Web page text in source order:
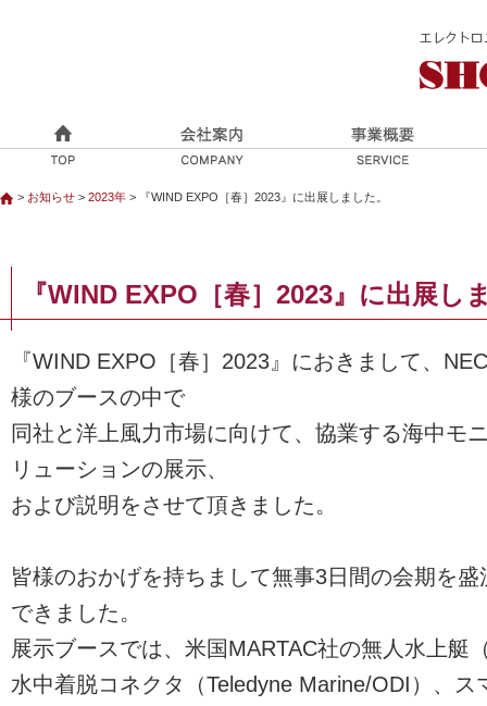
> お知らせ > 2023年 > 『WIND EXPO［春］2023』に出展しました。
『WIND EXPO［春］2023』に出展し
『WIND EXPO［春］2023』におきまして、
様のブースの中で
同社と洋上風力市場に向けて、協業する海中モ
リューションの展示、
および説明をさせて頂きました。
皆様のおかげを持ちまして無事3日間の会期を
できました。
展示ブースでは、米国MARTAC社の無人水上艇
水中着脱コネクタ（Teledyne Marine/ODI）、ス